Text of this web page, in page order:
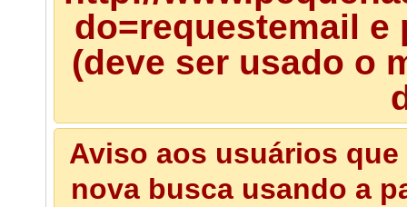
do=requestemail
(deve ser usado o
Aviso aos usuários
nova busca usando a